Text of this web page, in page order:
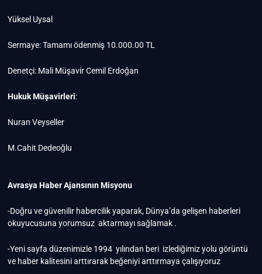
Yüksel Uysal
Sermaye: Tamamı ödenmiş 10.000.00 TL
Denetçi: Mali Müşavir Cemil Erdoğan
Hukuk Müşavirleri:
Nuran Veyseller
M.Cahit Dedeoğlu
Avrasya Haber Ajansının Misyonu
-Doğru ve güvenilir habercilik yaparak, Dünya’da gelişen haberleri
okuyucusuna yorumsuz aktarmayı sağlamak .
-Yeni sayfa düzenimizle 1994 yılından beri izlediğimiz yolu görüntü
ve haber kalitesini arttırarak beğeniyi arttırmaya çalışıyoruz